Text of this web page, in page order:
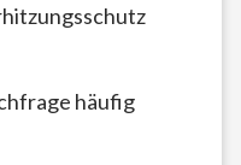
häufig